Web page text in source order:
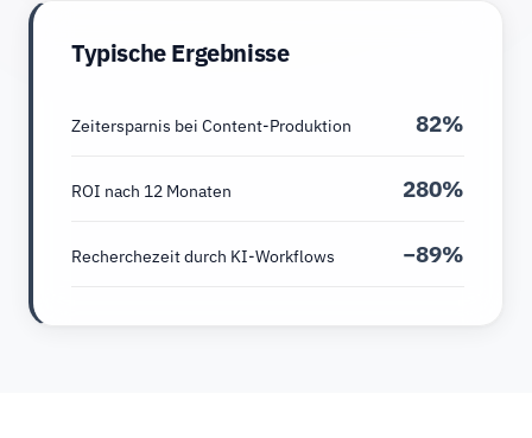
Typische Ergebnisse
Zeitersparnis bei Content-Produktion 82%
ROI nach 12 Monaten 280%
Recherchezeit durch KI-Workflows −89%